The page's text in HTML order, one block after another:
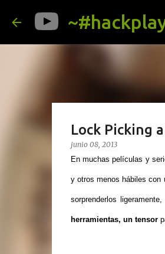
Lock Picking
junio 08, 2013
En muchas películas y
y otros menos hábiles con
sorprenderlos ligeramente,
herramientas, un tensor